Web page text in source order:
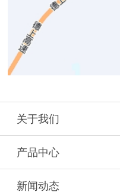
关于我们
产品中心
新闻动态